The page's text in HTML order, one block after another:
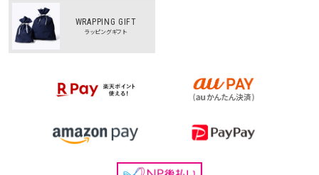
WRAPPING GIFT
ラッピングギフト